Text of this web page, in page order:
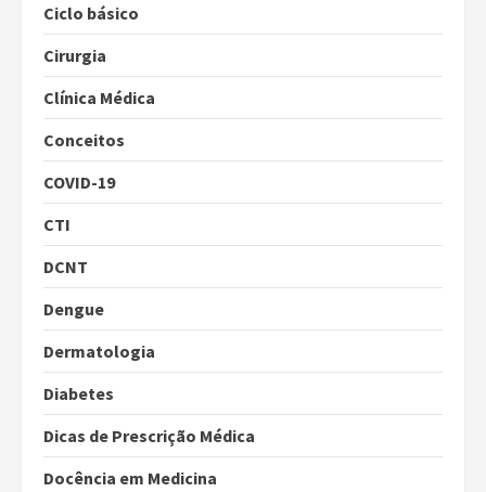
Ciclo básico
Cirurgia
Clínica Médica
Conceitos
COVID-19
CTI
DCNT
Dengue
Dermatologia
Diabetes
Dicas de Prescrição Médica
Docência em Medicina